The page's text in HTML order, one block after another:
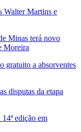
Walter Martins e
Minas terá novo
Moreira
gratuito a absorventes
disputas da etapa
edição em